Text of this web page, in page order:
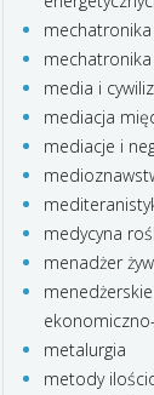
mechatronika
mechatronika
media i
mediacja
mediacje i
medycyna
menadżer
metalurgia
metody